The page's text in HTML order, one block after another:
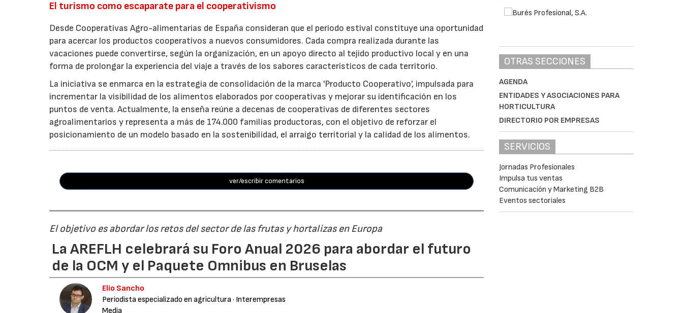
El turismo como escaparate para el cooperativismo
Desde Cooperativas Agro-alimentarias de España consideran que el periodo estival constituye una oportunidad
para acercar los productos cooperativos a nuevos consumidores. Cada compra realizada durante las
vacaciones puede convertirse, según la organización, en un apoyo directo al tejido productivo local y en una
forma de prolongar la experiencia del viaje a través de los sabores característicos de cada territorio.
La iniciativa se enmarca en la estrategia de consolidación de la marca 'Producto Cooperativo', impulsada para
incrementar la visibilidad de los alimentos elaborados por cooperativas y mejorar su identificación en los
puntos de venta. Actualmente, la enseña reúne a decenas de cooperativas de diferentes sectores
agroalimentarios y representa a más de 174.000 familias productoras, con el objetivo de reforzar el
posicionamiento de un modelo basado en la sostenibilidad, el arraigo territorial y la calidad de los alimentos.
ver/escribir comentarios
El objetivo es abordar los retos del sector de las frutas y hortalizas en Europa
La AREFLH celebrará su Foro Anual 2026 para abordar el futuro
de la OCM y el Paquete Omnibus en Bruselas
Elio Sancho
Periodista especializado en agricultura· Interempresas
Media
OTRAS SECCIONES
AGENDA
ENTIDADES Y ASOCIACIONES PARA
HORTICULTURA
DIRECTORIO POR EMPRESAS
SERVICIOS
Jornadas Profesionales
Impulsa tus ventas
Comunicación y Marketing B2B
Eventos sectoriales